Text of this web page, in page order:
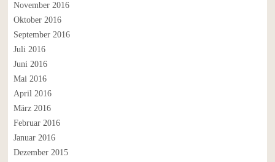
November 2016
Oktober 2016
September 2016
Juli 2016
Juni 2016
Mai 2016
April 2016
März 2016
Februar 2016
Januar 2016
Dezember 2015